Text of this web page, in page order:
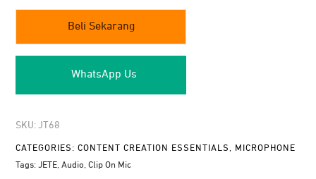
JETE
quantity
Beli Sekarang
WhatsApp Us
SKU: JT68
CATEGORIES: CONTENT CREATION ESSENTIALS ,
MICROPHONE
Tags: JETE, Audio, Clip On Mic